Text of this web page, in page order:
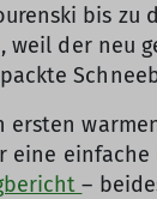
bis
der neu
–